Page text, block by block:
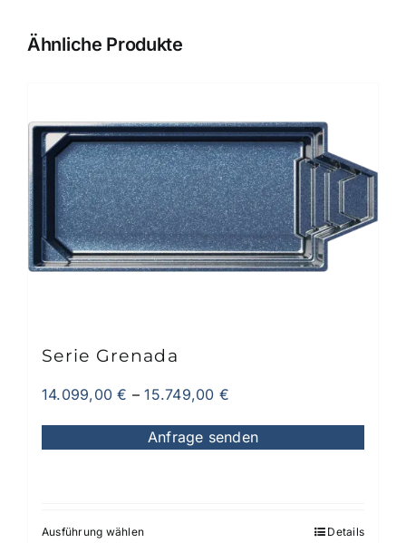
Ähnliche Produkte
Serie Grenada
14.099,00€ –15.749,00 €
Anfrage senden
Ausführung wählenDieses Details